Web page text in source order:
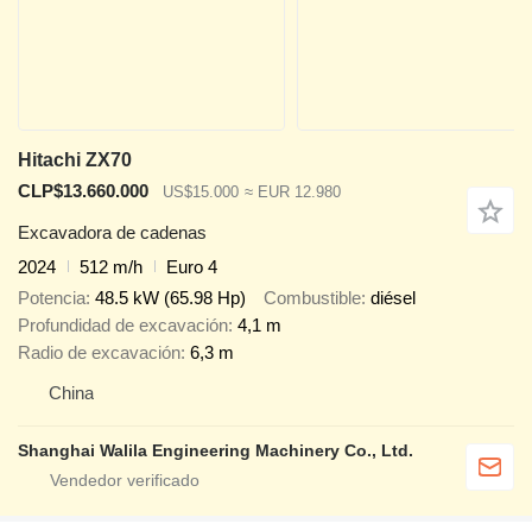
Hitachi ZX70
CLP$13.660.000
US$15.000 ≈ EUR 12.980
Excavadora de cadenas
2024
512 m/h
Euro 4
Potencia 48.5 kW (65.98 Hp) Combustible diésel
Profundidad de excavación 4,1 m
Radio de excavación 6,3 m
China
Shanghai Walila Engineering Machinery Co., Ltd.